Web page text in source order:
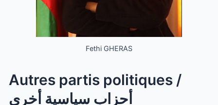
Fethi GHERAS
Autres partis politiques /
أحزاب سياسية أخرى